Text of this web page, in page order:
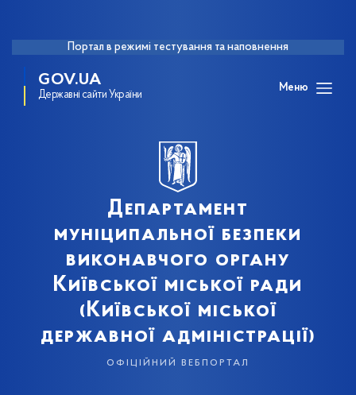
Портал в режимі тестування та наповнення
GOV.UA
Державні сайти України
Меню
Департамент
муніципальної безпеки
виконавчого органу
Київської міської ради
(Київської міської
державної адміністрації)
офіційний вебпортал